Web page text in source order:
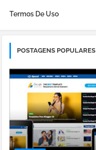
Termos De Uso
POSTAGENS POPULARES